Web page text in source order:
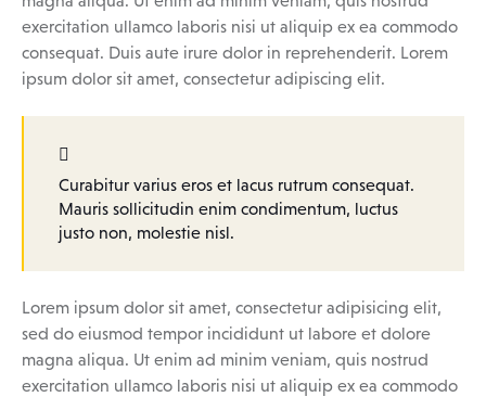
exercitation ullamco laboris nisi ut aliquip ex ea commodo
consequat. Duis aute irure dolor in reprehenderit. Lorem
ipsum dolor sit amet, consectetur adipiscing elit.
Curabitur varius eros et lacus rutrum consequat.
Mauris sollicitudin enim condimentum, luctus
justo non, molestie nisl.
Lorem ipsum dolor sit amet, consectetur adipisicing elit,
sed do eiusmod tempor incididunt ut labore et dolore
magna aliqua. Ut enim ad minim veniam, quis nostrud
exercitation ullamco laboris nisi ut aliquip ex ea commodo